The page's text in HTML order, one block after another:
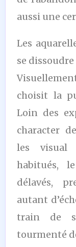
aussi une
Les
se dissoudre
choisit la
Loin des
character
les visual
habitués,
délavés,
autant
train de
tourmenté